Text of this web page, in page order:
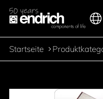
Zum Inhalt springen
Pfadnavigation
Startseite